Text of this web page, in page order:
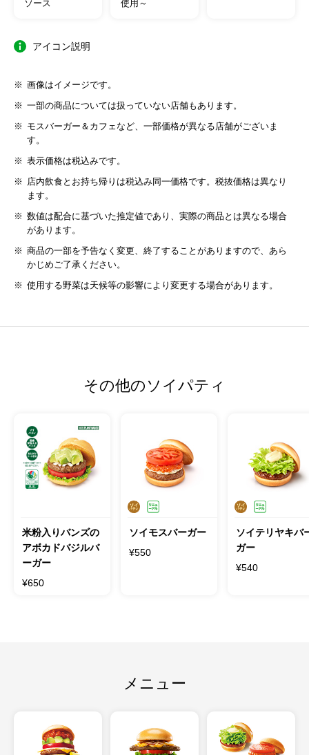
ソース 使用～
アイコン説明
画像はイメージです。
一部の商品については扱っていない店舗もあります。
モスバーガー＆カフェなど、一部価格が異なる店舗がございま
す。
表示価格は税込みです。
店内飲食とお持ち帰りは税込み同一価格です。税抜価格は異なり
ます。
数値は配合に基づいた推定値であり、実際の商品とは異なる場合
があります。
商品の一部を予告なく変更、終了することがありますので、あら
かじめご了承ください。
使用する野菜は天候等の影響により変更する場合があります。
その他のソイパティ
米粉入りバンズの
アボカドバジルバ
ーガー
¥650
ソイモスバーガー
¥550
ソイテリヤキバ
ガー
¥540
メニュー